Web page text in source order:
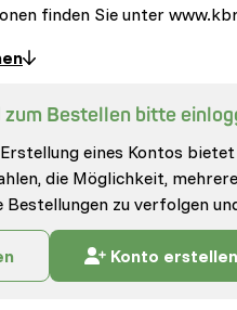
finden Sie unter
zum Bestellen bitte
eines Kontos
die Möglichkeit,
Bestellungen zu verfolgen
Konto erstellen